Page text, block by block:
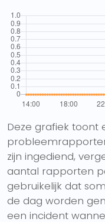
Deze grafiek toont
zijn ingediend,
aantal rapporten
gebruikelijk dat
de dag worden
een incident